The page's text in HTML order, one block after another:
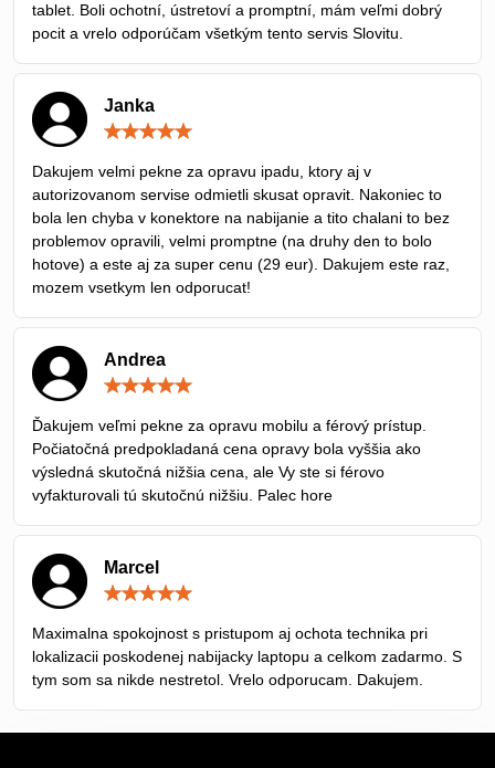
tablet. Boli ochotní, ústretoví a promptní, mám veľmi dobrý
pocit a vrelo odporúčam všetkým tento servis Slovitu.
Janka
5
Dakujem velmi pekne za opravu ipadu, ktory aj v
autorizovanom servise odmietli skusat opravit. Nakoniec to
bola len chyba v konektore na nabijanie a tito chalani to bez
problemov opravili, velmi promptne (na druhy den to bolo
hotove) a este aj za super cenu (29 eur). Dakujem este raz,
mozem vsetkym len odporucat!
Andrea
5
Ďakujem veľmi pekne za opravu mobilu a férový prístup.
Počiatočná predpokladaná cena opravy bola vyššia ako
výsledná skutočná nižšia cena, ale Vy ste si férovo
vyfakturovali tú skutočnú nižšiu. Palec hore
Marcel
5
Maximalna spokojnost s pristupom aj ochota technika pri
lokalizacii poskodenej nabijacky laptopu a celkom zadarmo. S
tym som sa nikde nestretol. Vrelo odporucam. Dakujem.